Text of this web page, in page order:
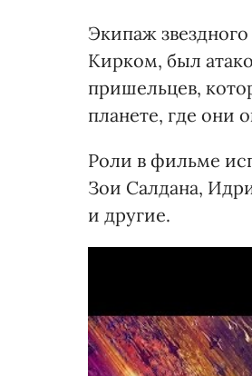
Экипаж
Кирком, был
пришельцев,
планете, где они
Роли в фильме
Зои Салдана,
и другие.